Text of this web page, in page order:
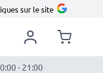
sur le site
- 21:00